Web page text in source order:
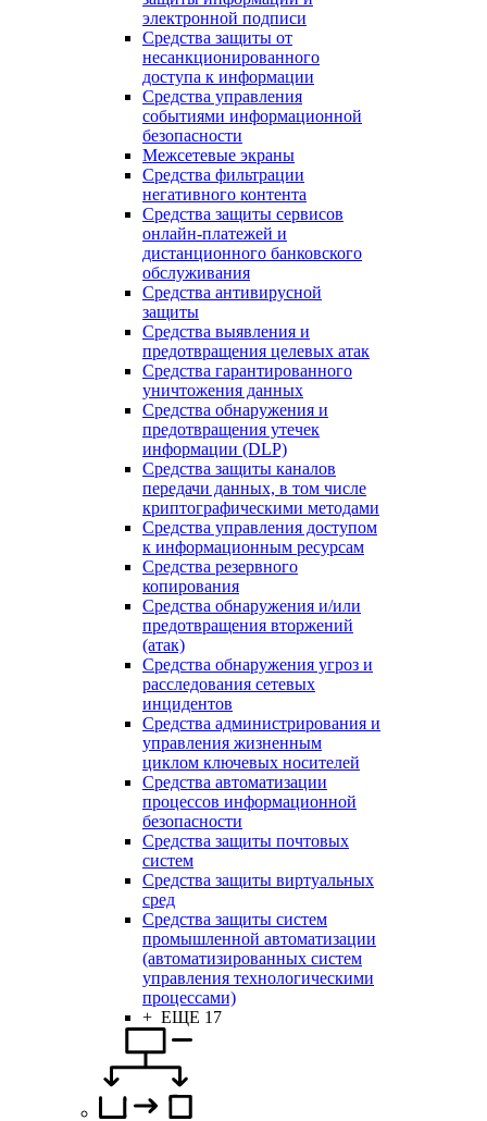
электронной подписи
Средства защиты от
несанкционированного
доступа к информации
Средства управления
событиями информационной
безопасности
Межсетевые экраны
Средства фильтрации
негативного контента
Средства защиты сервисов
онлайн-платежей и
дистанционного банковского
обслуживания
Средства антивирусной
защиты
Средства выявления и
предотвращения целевых атак
Средства гарантированного
уничтожения данных
Средства обнаружения и
предотвращения утечек
информации (DLP)
Средства защиты каналов
передачи данных, в том числе
криптографическими методами
Средства управления доступом
к информационным ресурсам
Средства резервного
копирования
Средства обнаружения и/или
предотвращения вторжений
(атак)
Средства обнаружения угроз и
расследования сетевых
инцидентов
Средства администрирования и
управления жизненным
циклом ключевых носителей
Средства автоматизации
процессов информационной
безопасности
Средства защиты почтовых
систем
Средства защиты виртуальных
сред
Средства защиты систем
промышленной автоматизации
(автоматизированных систем
управления технологическими
процессами)
+ ЕЩЕ 17